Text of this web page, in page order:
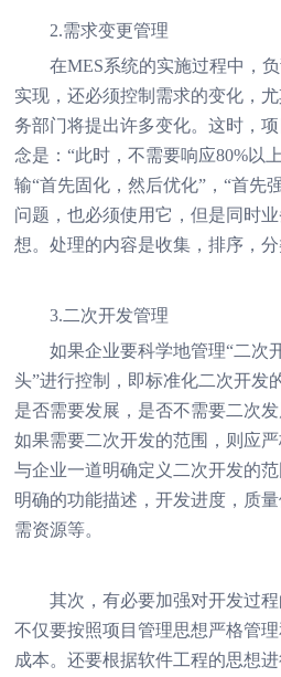
2.需求变更管理
在MES系统的实施过程中，负
实现，还必须控制需求的变化，
务部门将提出许多变化。这时，
念是：“此时，不需要响应80%以
输“首先固化，然后优化”，“首先
问题，也必须使用它，但是同时
想。处理的内容是收集，排序，分
3.二次开发管理
如果企业要科学地管理“二次
头”进行控制，即标准化二次开发
是否需要发展，是否不需要二次
如果需要二次开发的范围，则应
与企业一道明确定义二次开发的
明确的功能描述，开发进度，质
需资源等。
其次，有必要加强对开发过程
不仅要按照项目管理思想严格管
成本。还要根据软件工程的思想